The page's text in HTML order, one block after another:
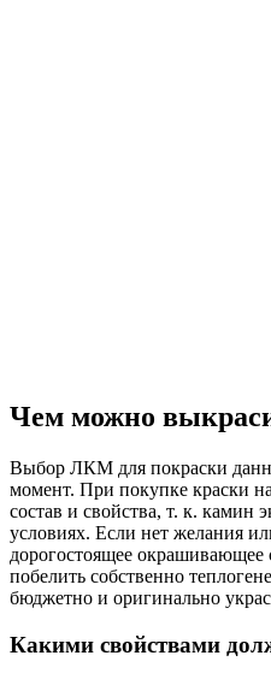
Чем можно
Выбор ЛКМ для покраски
момент. При покупке краски
состав и свойства, т. к. камин
условиях. Если нет желания
дорогостоящее окрашивающее
побелить собственно
бюджетно и оригинально
Какими свойствами